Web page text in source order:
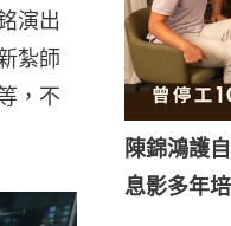
演出
紮師
，不
陳錦鴻護
息影多年